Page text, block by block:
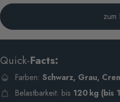
zum
Quick-Facts:
Farben: Schwarz, Grau,
Belastbarkeit: bis 120 kg (bis